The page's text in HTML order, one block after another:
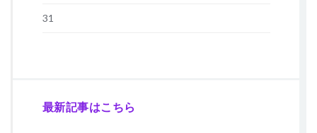
31
最新記事はこちら